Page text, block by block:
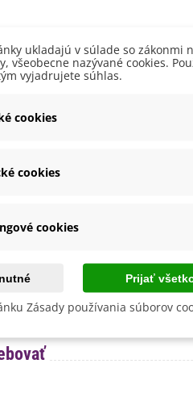
100 - 150 cm
Fialová
Modrá
Júl
V exteriéri - vonku
Marec
Nie
Letničky
ukladajú v súlade so zákonmi
všeobecne nazývané cookies.
vyjadrujete súhlas.
cookies
cookies
cookies
Prijať
Zásady používania súborov